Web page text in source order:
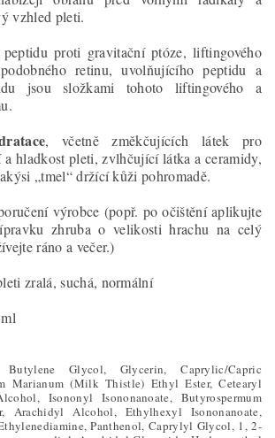
vzhled pleti.
peptidu proti gravitační ptóze, liftingového
retinu, uvolňujícího peptidu a
jsou složkami tohoto liftingového a
, včetně změkčujících látek pro
a hladkost pleti, zvlhčující látka a ceramidy,
„tmel“ držící kůži pohromadě.
výrobce (popř. po očištění aplikujte
zhruba o velikosti hrachu na celý
ráno a večer.)
zralá, suchá, normální
Butylene Glycol, Glycerin, Caprylic/Capric
Marianum (Milk Thistle) Ethyl Ester, Cetearyl
Isononyl Isononanoate, Butyrospermum
Arachidyl Alcohol, Ethylhexyl Isononanoate,
Panthenol, Caprylyl Glycol, 1, 2-